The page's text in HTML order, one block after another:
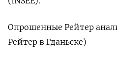
Опрошенные Рейтер
Рейтер в Гданьске)